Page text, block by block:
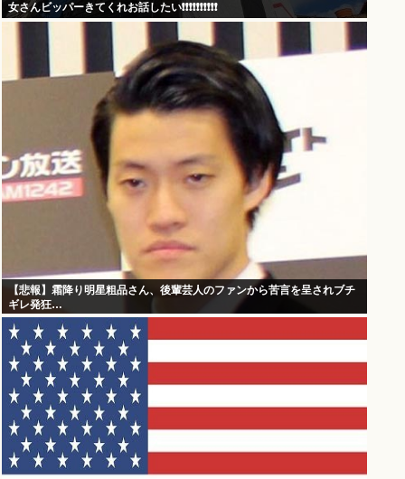
女さんビッパーきてくれお話したい❗❗❗❗❗❗❗❗❗❗
【悲報】霜降り明星粗品さん、後輩芸人のファンから苦言を呈されブチ
ギレ発狂…